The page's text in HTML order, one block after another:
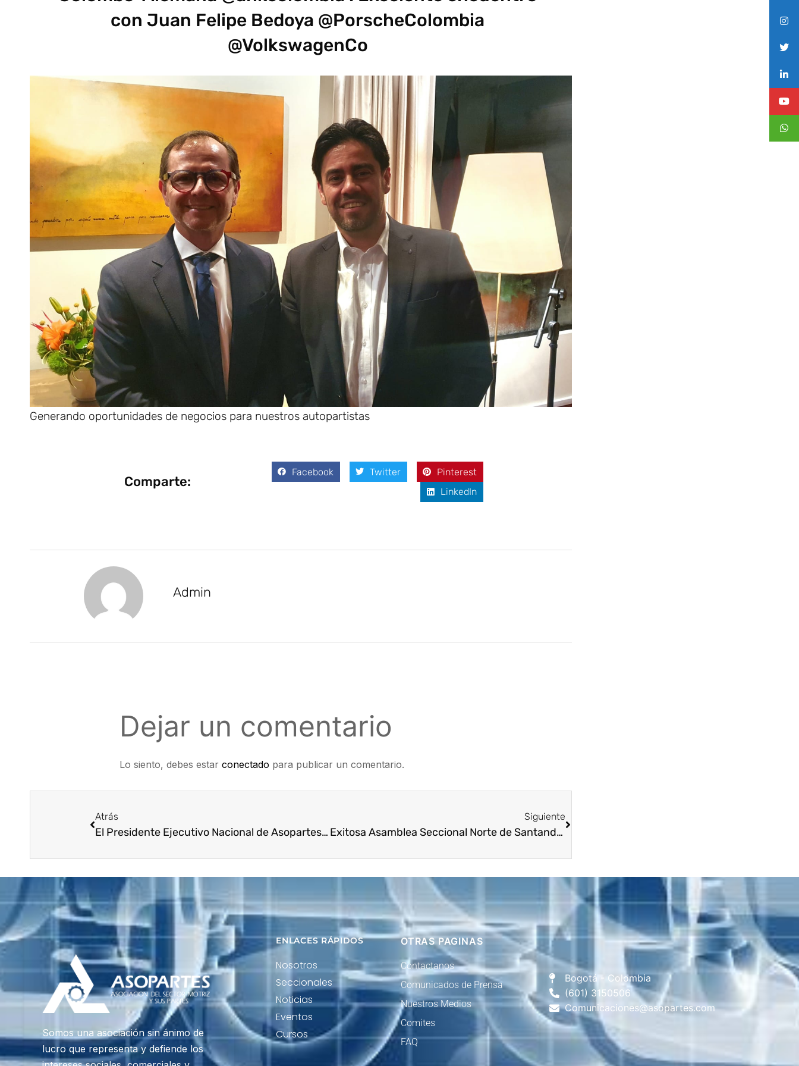
con Juan Felipe Bedoya @PorscheColombia
@VolkswagenCo
Generando oportunidades de negocios para nuestros autopartistas
Comparte:
Facebook Twitter
Pinterest
LinkedIn
Admin
Dejar un comentario
Lo siento, debes estar conectado para publicar un comentario.
Atrás
El Presidente Ejecutivo Nacional de Asopartes Carlos Andrés Pineda Osorio @cpinedao asiste al encuentro de afiliados 2022 de la Cámara de Industria y Comercio Colombo-Alemana @ahkcolombia . Acompañamos al Presidente del Consejo Directivo Señor David Colmenares @Colmenaresymas @AllianzCol .
Siguiente
Exitosa Asamblea Seccional Norte de Santander ASOPARTES 2022, realizada el 20 de abril en Ciudad de Cúcuta, encabezada por nuestro Presidente Ejecutivo Nacional el Dr Carlos Andrés Pineda, el Presidente de la Junta Directiva Seccional Ronald Colmenares y la Directora Ejecutiva Seccional Mariana Revilla Perozo.
Somos una asociación sin ánimo de
lucro que representa y defiende los
ENLACES RÁPIDOS
Nosotros
Seccionales
Noticias
Eventos
Cursos
OTRAS PAGINAS
Contactanos
Comunicados de Prensa
Nuestros Medios
Comites
FAQ
Bogotá - Colombia
(601) 3150506
Comunicaciones@asopartes.com